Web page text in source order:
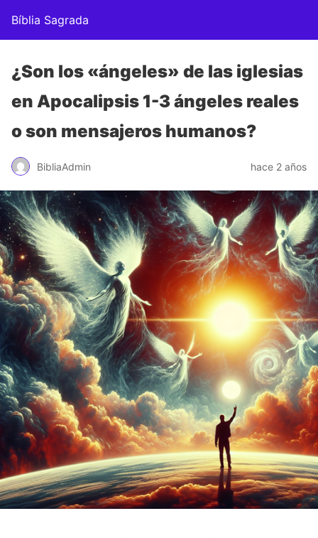
Bíblia Sagrada
¿Son los «ángeles» de las iglesias
en Apocalipsis 1-3 ángeles reales
o son mensajeros humanos?
BibliaAdmin hace 2 años